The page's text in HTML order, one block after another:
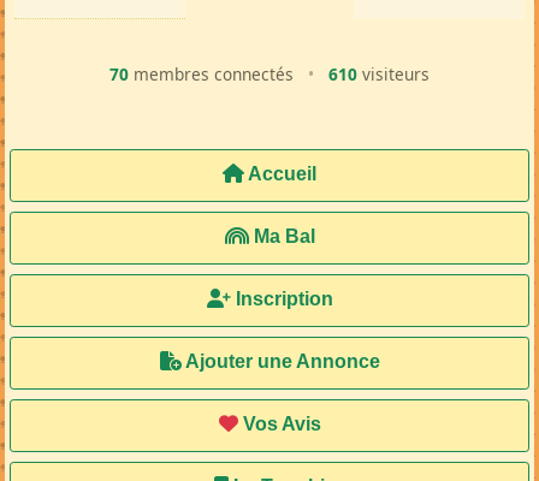
70 membres connectés • 610 visiteurs
Accueil
Ma Bal
Inscription
Ajouter une Annonce
Vos Avis